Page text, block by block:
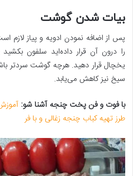
بیات شدن گوشت
پس‌ از اضافه نمودن ادویه و پیاز
یخچال قرار دهید. هرچه گوشت سردتر
سیخ نیز کاهش می‌یابد.
با فوت و فن پخت چنجه آشنا شو:
طرز تهیه کباب چنجه زغالی و با فر